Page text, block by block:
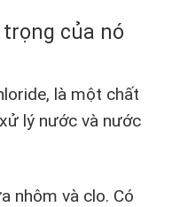
trọng của nó
là một chất
lý nước và nước
nhôm và clo. Có